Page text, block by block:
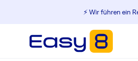
⚡️ Wir führen ein